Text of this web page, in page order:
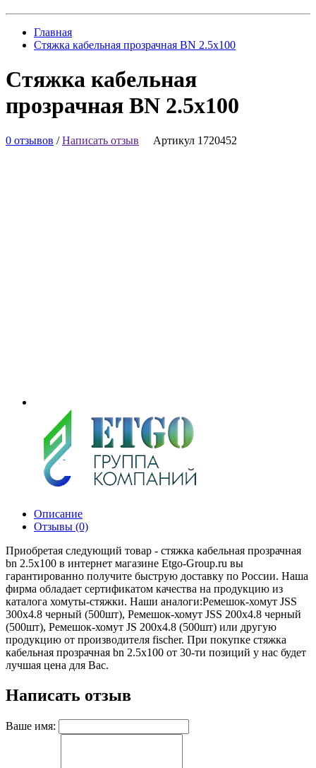
Главная
Стяжка кабельная прозрачная BN 2.5х100
Стяжка кабельная
прозрачная BN 2.5х100
0 отзывов /Написать отзыв Артикул 1720452
Описание
Отзывы (0)
Приобретая следующий товар - стяжка кабельная прозрачная
bn 2.5х100 в интернет магазине Etgo-Group.ru вы
гарантированно получите быструю доставку по России. Наша
фирма обладает сертификатом качества на продукцию из
каталога хомуты-стяжки. Наши аналоги:Ремешок-хомут JSS
300х4.8 черный (500шт), Ремешок-хомут JSS 200х4.8 черный
(500шт), Ремешок-хомут JS 200х4.8 (500шт) или другую
продукцию от производителя fischer. При покупке стяжка
кабельная прозрачная bn 2.5х100 от 30-ти позиций у нас будет
лучшая цена для Вас.
Написать отзыв
Ваше имя: